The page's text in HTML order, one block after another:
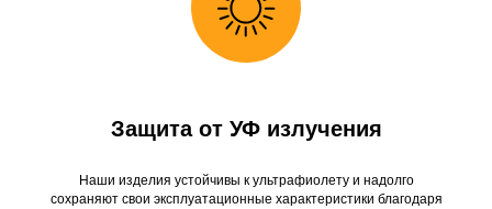
Защита от УФ излучения
Наши изделия устойчивы к ультрафиолету и надолго
сохраняют свои эксплуатационные характеристики благодаря